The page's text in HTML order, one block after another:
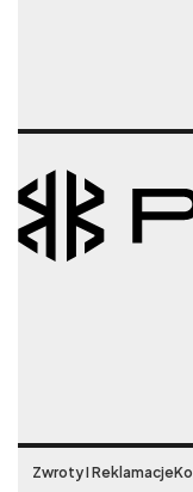
Zwroty I Reklamacje